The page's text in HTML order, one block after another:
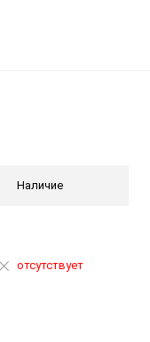
Наличие
отсутствует